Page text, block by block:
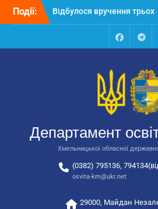
Перейти
Події:
Відбулося вручення трьох
автобусів для потреб
Відбулося засідання
освіти та науки обласної
державної адміністрації
Відбулась обласна
національно-патріотичне
виховання
Facebook
Департамент
Хмельницької обласної
(0382) 795136,
osvita-km@ukr.net
29000, Майдан